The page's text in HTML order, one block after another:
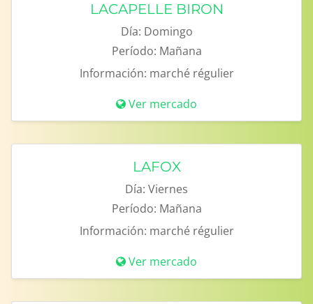
LACAPELLE BIRON
Día: Domingo
Período: Mañana
Información: marché régulier
Ver mercado
LAFOX
Día: Viernes
Período: Mañana
Información: marché régulier
Ver mercado